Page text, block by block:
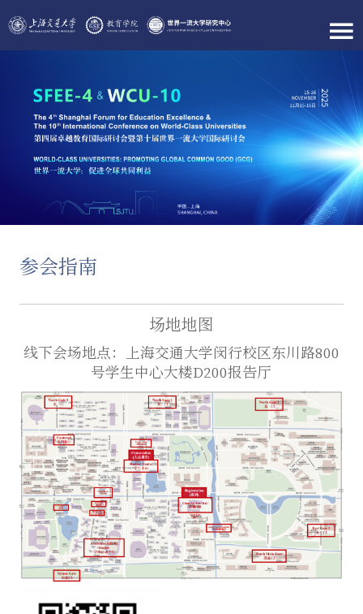
参会指南
场地地图
线下会场地点：上海交通大学闵行校区东川路800
号学生中心大楼D200报告厅